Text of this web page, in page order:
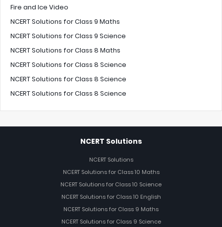
Fire and Ice Video
NCERT Solutions for Class 9 Maths
NCERT Solutions for Class 9 Science
NCERT Solutions for Class 8 Maths
NCERT Solutions for Class 8 Science
NCERT Solutions for Class 8 Science
NCERT Solutions for Class 8 Science
NCERT Solutions
NCERT Solutions
NCERT Solutions for Class 10 Maths
NCERT Solutions for Class 10 Science
NCERT Solutions for Class 10 English
NCERT Solutions for Class 9 Maths
NCERT Solutions for Class 9 Science